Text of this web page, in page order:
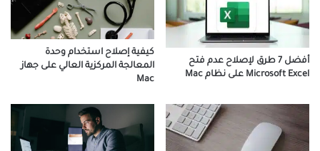
أفضل 7 طرق لإصلاح عدم فتح
Microsoft Excel على نظام Mac
كيفية إصلاح استخدام وحدة
المعالجة المركزية العالي على جهاز
Mac